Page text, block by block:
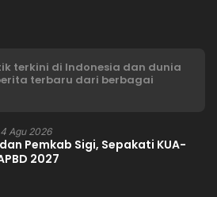
terkini di Indonesia dan dunia
terbaru dari berbagai
Agu 2026
dan Pemkab Sigi, Sepakati KUA-
2027